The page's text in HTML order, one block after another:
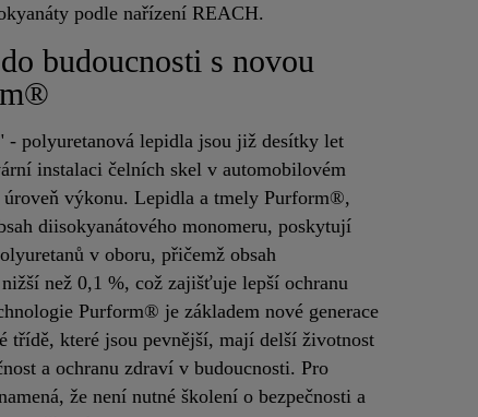
podle nařízení REACH.
budoucnosti s novou
polyuretanová lepidla jsou již desítky let
instalaci čelních skel v automobilovém
výkonu. Lepidla a tmely Purform®,
diisokyanátového monomeru, poskytují
v oboru, přičemž obsah
než 0,1 %, což zajišťuje lepší ochranu
Purform® je základem nové generace
třídě, které jsou pevnější, mají delší životnost
a ochranu zdraví v budoucnosti. Pro
že není nutné školení o bezpečnosti a